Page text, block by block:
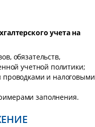
учета на
обязательств,
учетной политики;
проводками и налоговыми
заполнения.